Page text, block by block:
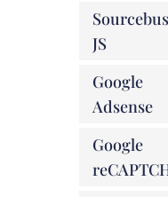
JS
Google
Adsense
Google